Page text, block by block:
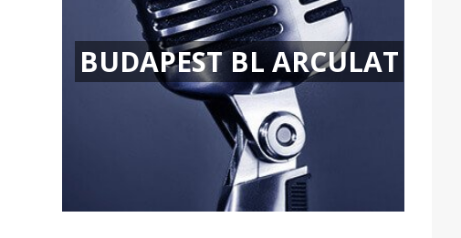
BUDAPEST BL ARCULAT